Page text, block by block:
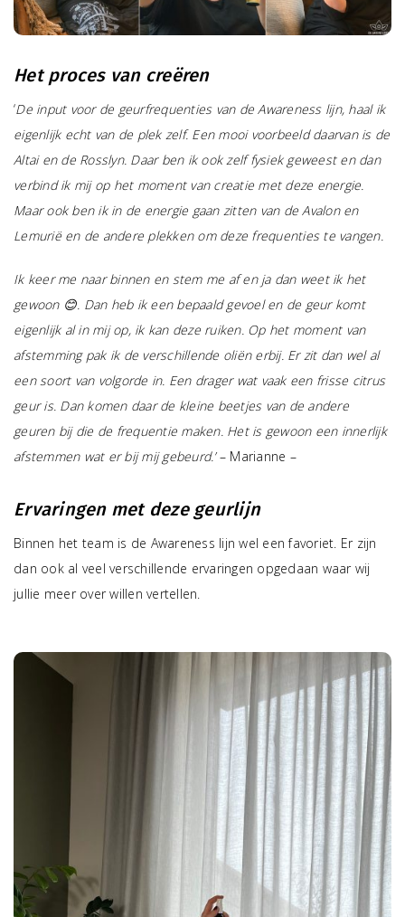
Het proces van creëren
‘De input voor de geurfrequenties van de Awareness lijn, haal ik
eigenlijk echt van de plek zelf. Een mooi voorbeeld daarvan is de
Altai en de Rosslyn. Daar ben ik ook zelf fysiek geweest en dan
verbind ik mij op het moment van creatie met deze energie.
Maar ook ben ik in de energie gaan zitten van de Avalon en
Lemurië en de andere plekken om deze frequenties te vangen.
Ik keer me naar binnen en stem me af en ja dan weet ik het
gewoon 😊. Dan heb ik een bepaald gevoel en de geur komt
eigenlijk al in mij op, ik kan deze ruiken. Op het moment van
afstemming pak ik de verschillende oliën erbij. Er zit dan wel al
een soort van volgorde in. Een drager wat vaak een frisse citrus
geur is. Dan komen daar de kleine beetjes van de andere
geuren bij die de frequentie maken. Het is gewoon een innerlijk
afstemmen wat er bij mij gebeurd.’– Marianne –
Ervaringen met deze geurlijn
Binnen het team is de Awareness lijn wel een favoriet. Er zijn
dan ook al veel verschillende ervaringen opgedaan waar wij
jullie meer over willen vertellen.